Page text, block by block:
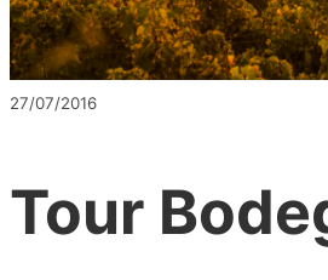
27/07/2016
Tour